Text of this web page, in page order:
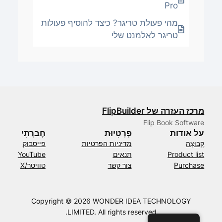
Pro
מהי פעולת טריגר? כיצד להוסיף פעולות
טריגר לאלמנט שלי
מרכז העזרה של FlipBuilder
Flip Book Software
על אודות
קְבוּצָה
Product list
Purchase
פְּרָטִיוּת
מדיניות הפרטיות
תנאים
צור קשר
חֶברָתִי
פייסבוק
YouTube
טוויטר/X
Copyright © 2026 WONDER IDEA TECHNOLOGY
LIMITED. All rights reserved.